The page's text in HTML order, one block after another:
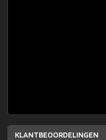
KLANTBEOORDELINGEN